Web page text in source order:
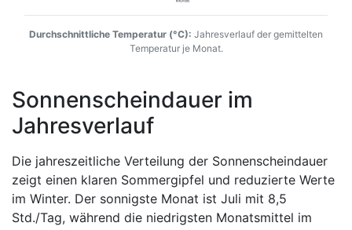
Durchschnittliche Temperatur (°C): Jahresverlauf der gemittelten
Temperatur je Monat.
Sonnenscheindauer im
Jahresverlauf
Die jahreszeitliche Verteilung der Sonnenscheindauer
zeigt einen klaren Sommergipfel und reduzierte Werte
im Winter. Der sonnigste Monat ist Juli mit 8,5
Std./Tag, während die niedrigsten Monatsmittel im